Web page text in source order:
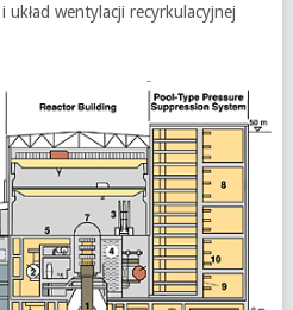
wentylacji recyrkulacyjnej